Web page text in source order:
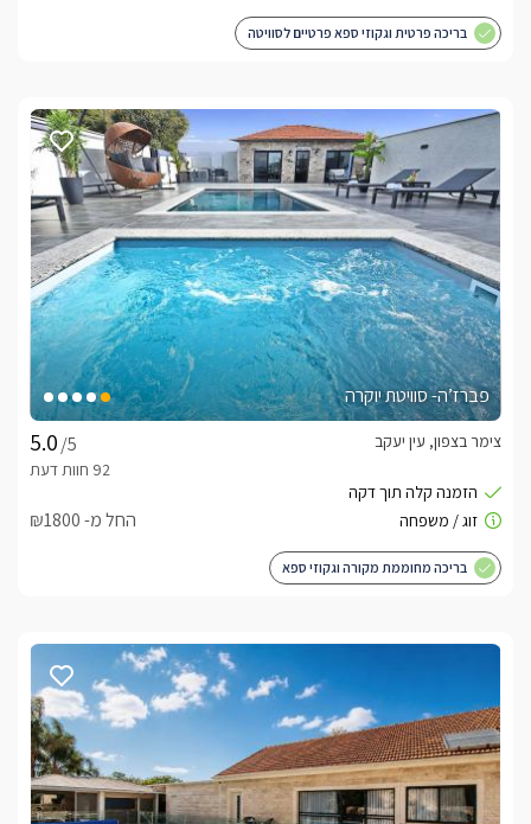
בריכה פרטית וגקוזי ספא פרטיים לסוויטה
פברז’ה- סוויטת יוקרה
/5
צימר בצפון, עין יעקב
החל מ- ₪1800
בריכה מחוממת מקורה וגקוזי ספא